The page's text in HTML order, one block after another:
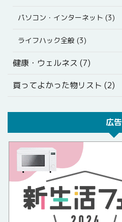
パソコン・インターネット (3)
ライフハック全般 (3)
健康・ウェルネス (7)
買ってよかった物リスト (2)
広告